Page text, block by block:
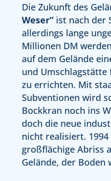
Die Zukunft des
Weser“ist nach der
allerdings lange
Millionen DM
auf dem Gelände
und Umschlagstätte
zu errichten. Mit
Subventionen wird
Bockkran noch ins
doch die neue
nicht realisiert.
großflächige Abriss
Gelände, der